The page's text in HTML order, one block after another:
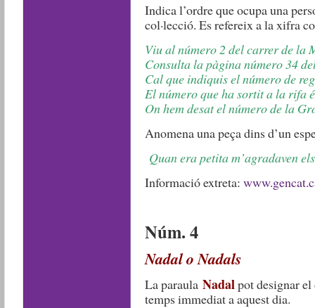
Indica l’ordre que ocupa una
col·lecció. Es refereix a la xifra
Viu al número 2 del carrer de la
Consulta la pàgina número 34
Cal que indiquis el número de
El número que ha sortit a la rifa
On hem desat el número de la
Anomena una peça dins d’un
Quan era petita m’agradaven
Informació extreta:
Núm. 4
Nadal o Nadals
La paraula Nadalpot designar el
temps immediat a aquest dia.